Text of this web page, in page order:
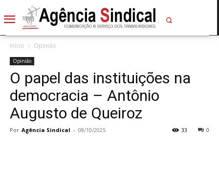
Início Opinião
Opinião
O papel das instituições na
democracia – Antônio
Augusto de Queiroz
Por Agência Sindical - 08/10/2025 0
33